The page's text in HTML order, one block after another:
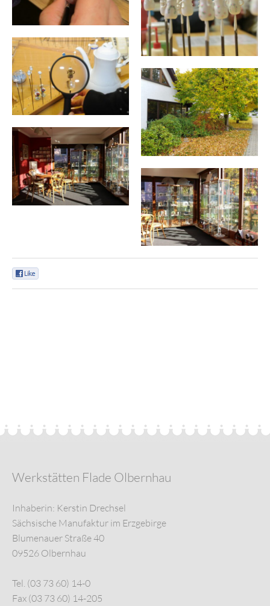
Werkstätten Flade Olbernhau
Inhaberin: Kerstin Drechsel
Sächsische Manufaktur im Erzgebirge
Blumenauer Straße 40
09526 Olbernhau
Tel. (03 73 60) 14-0
Fax (03 73 60) 14-205